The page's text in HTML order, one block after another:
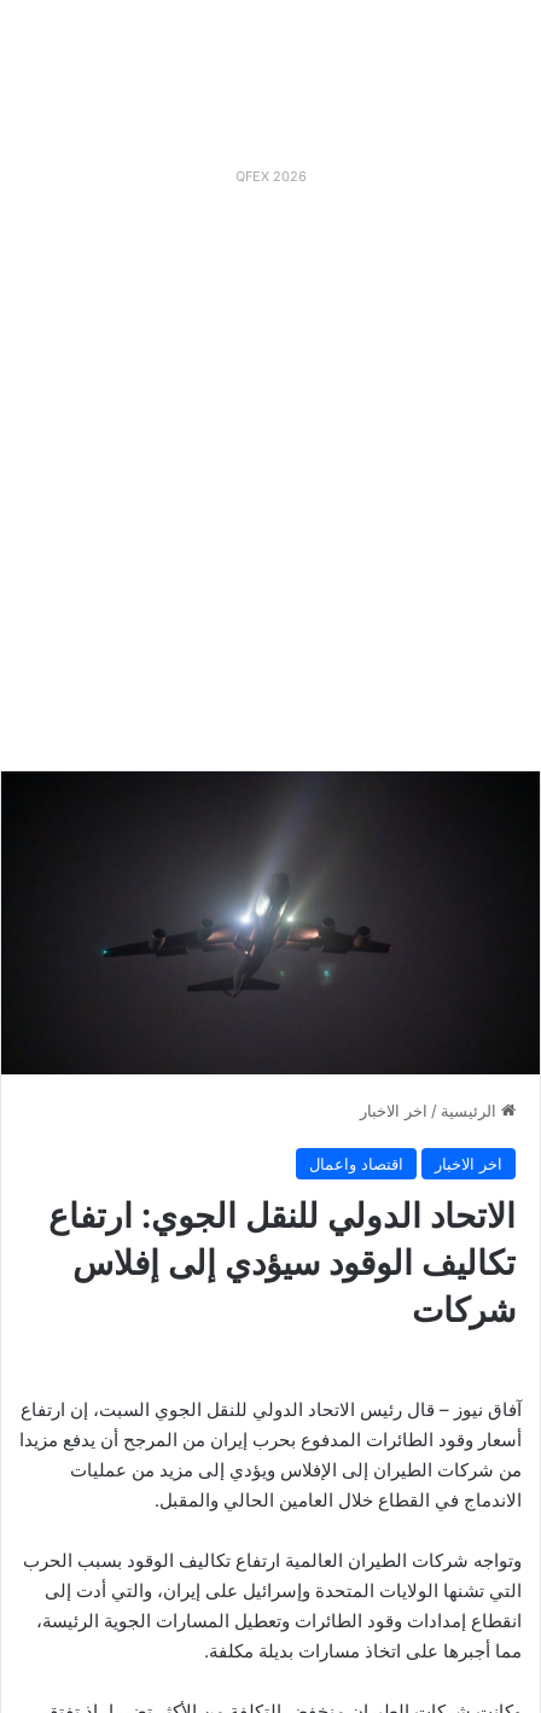
QFEX 2026
الرئيسية / اخر الاخبار
اخر الاخبار اقتصاد واعمال
الاتحاد الدولي للنقل الجوي: ارتفاع
تكاليف الوقود سيؤدي إلى إفلاس
شركات
آفاق نيوز – قال رئيس الاتحاد الدولي للنقل الجوي السبت، إن ارتفاع
أسعار وقود الطائرات المدفوع بحرب إيران من المرجح أن يدفع مزيدا
من شركات الطيران إلى الإفلاس ويؤدي إلى مزيد من عمليات
الاندماج في القطاع خلال العامين الحالي والمقبل.
وتواجه شركات الطيران العالمية ارتفاع تكاليف الوقود بسبب الحرب
التي تشنها الولايات المتحدة وإسرائيل على إيران، والتي أدت إلى
انقطاع إمدادات وقود الطائرات وتعطيل المسارات الجوية الرئيسة،
مما أجبرها على اتخاذ مسارات بديلة مكلفة.